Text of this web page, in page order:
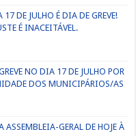
DE JULHO É DIA DE GREVE!
É INACEITÁVEL.
NO DIA 17 DE JULHO POR
DOS MUNICIPÁRIOS/AS
ASSEMBLEIA-GERAL DE HOJE À